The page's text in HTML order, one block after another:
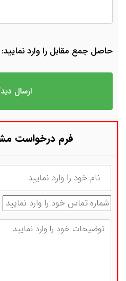
حاصل جمع مقابل را وارد نمایید: (5 +
فرم درخواست
نام
شماره تماس
توضیحات